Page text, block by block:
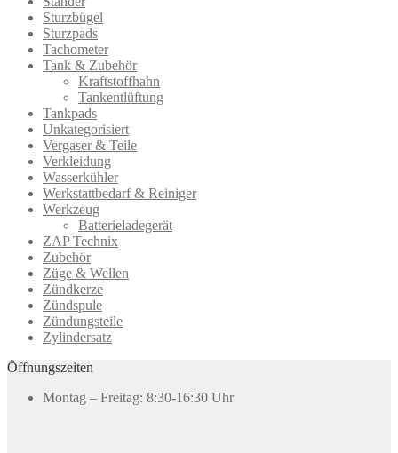
Sturzbügel
Sturzpads
Tachometer
Tank & Zubehör
Kraftstoffhahn
Tankentlüftung
Tankpads
Unkategorisiert
Vergaser & Teile
Verkleidung
Wasserkühler
Werkstattbedarf & Reiniger
Werkzeug
Batterieladegerät
ZAP Technix
Zubehör
Züge & Wellen
Zündkerze
Zündspule
Zündungsteile
Zylindersatz
Öffnungszeiten
Montag – Freitag: 8:30-16:30 Uhr